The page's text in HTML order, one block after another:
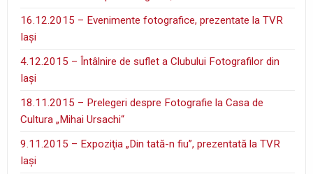
16.12.2015 – Evenimente fotografice, prezentate la TVR
Iaşi
4.12.2015 – Întâlnire de suflet a Clubului Fotografilor din
Iaşi
18.11.2015 – Prelegeri despre Fotografie la Casa de
Cultura „Mihai Ursachi“
9.11.2015 – Expoziţia „Din tată-n fiu”, prezentată la TVR
Iaşi